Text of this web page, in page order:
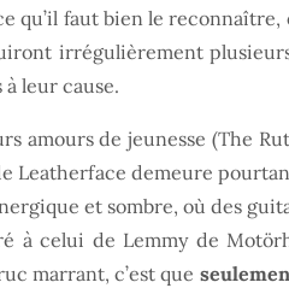
qu’il faut bien le
irrégulièrement
leur cause.
amours de jeunesse (The
Leatherface demeure
et sombre, où des
à celui de Lemmy de
marrant, c’est que